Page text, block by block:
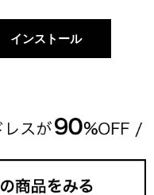
インストール